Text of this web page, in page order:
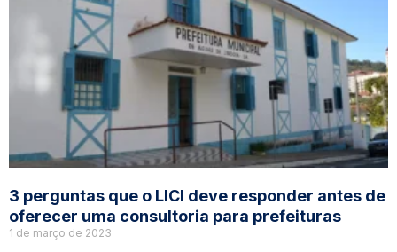
3 perguntas que o LICI deve responder antes de
oferecer uma consultoria para prefeituras
1 de março de 2023